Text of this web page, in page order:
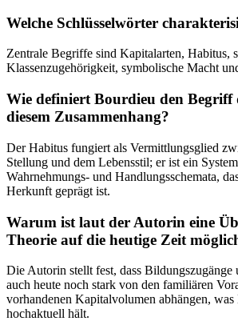
Welche Schlüsselwörter
Zentrale Begriffe sind Kapitalarten, Habitus,
Klassenzugehörigkeit, symbolische Macht
Wie definiert Bourdieu den Begriff
diesem Zusammenhang?
Der Habitus fungiert als Vermittlungsglied
Stellung und dem Lebensstil; er ist ein
Wahrnehmungs- und Handlungsschemata,
Herkunft geprägt ist.
Warum ist laut der Autorin eine
Theorie auf die heutige Zeit
Die Autorin stellt fest, dass Bildungszugänge
auch heute noch stark von den familiären
vorhandenen Kapitalvolumen abhängen,
hochaktuell hält.